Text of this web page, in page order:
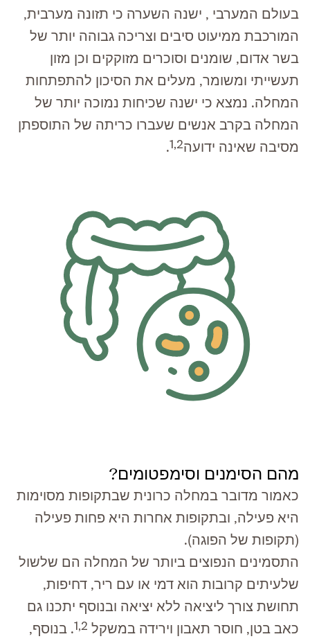
בעולם המערבי , ישנה השערה כי תזונה מערבית,
המורכבת ממיעוט סיבים וצריכה גבוהה יותר של
בשר אדום, שומנים וסוכרים מזוקקים וכן מזון
תעשייתי ומשומר, מעלים את הסיכון להתפתחות
המחלה. נמצא כי ישנה שכיחות נמוכה יותר של
המחלה בקרב אנשים שעברו כריתה של התוספתן
מסיבה שאינה ידועה1,2
.
מהם הסימנים וסימפטומים?
כאמור מדובר במחלה כרונית שבתקופות מסוימות
היא פעילה, ובתקופות אחרות היא פחות פעילה
(תקופות של הפוגה).
התסמינים הנפוצים ביותר של המחלה הם שלשול
שלעיתים קרובות הוא דמי או עם ריר, דחיפות,
תחושת צורך ליציאה ללא יציאה ובנוסף יתכנו גם
כאב בטן, חוסר תאבון וירידה במשקל 1,2. בנוסף,